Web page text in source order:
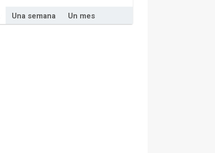
Una semana Un mes